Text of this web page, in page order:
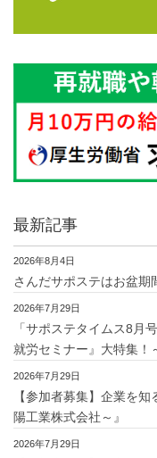
最新記事
2026年8月4日
さんだサポステはお盆期
2026年7月29日
「サポステタイムス8月
就労セミナー』大特集！
2026年7月29日
【参加者募集】企業を
陽工業株式会社～』
2026年7月29日